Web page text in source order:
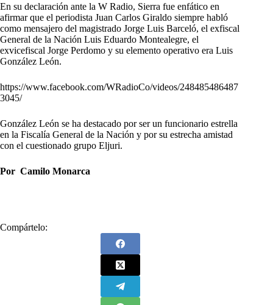
En su declaración ante la W Radio, Sierra fue enfático en
afirmar que el periodista Juan Carlos Giraldo siempre habló
como mensajero del magistrado Jorge Luis Barceló, el exfiscal
General de la Nación Luis Eduardo Montealegre, el
exvicefiscal Jorge Perdomo y su elemento operativo era Luis
González León.
https://www.facebook.com/WRadioCo/videos/248485486487
3045/
González León se ha destacado por ser un funcionario estrella
en la Fiscalía General de la Nación y por su estrecha amistad
con el cuestionado grupo Eljuri.
Por Camilo Monarca
Compártelo: